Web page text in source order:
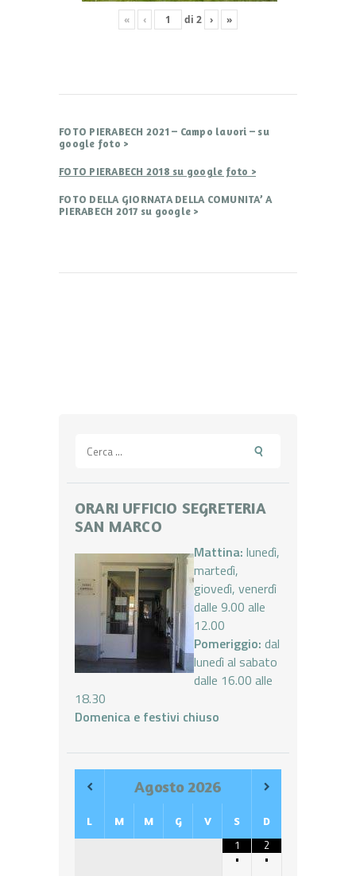
« ‹ di 2 › »
FOTO PIERABECH 2021 – Campo lavori – su
google foto >
FOTO PIERABECH 2018 su google foto >
FOTO DELLA GIORNATA DELLA COMUNITA’ A
PIERABECH 2017 su google >
per:
ORARI UFFICIO SEGRETERIA
SAN MARCO
Mattina: lunedì,
martedì,
giovedì, venerdì
dalle 9.00 alle
12.00
Pomeriggio: dal
lunedì al sabato
dalle 16.00 alle
18.30
Domenica e festivi chiuso
Agosto2026
L M M G V S D
1
•
2
•